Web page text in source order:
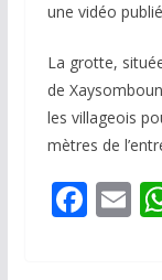
une vidéo
La grotte,
de
les villageois
mètres de
F E